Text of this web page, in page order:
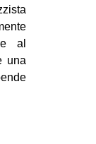
al
una